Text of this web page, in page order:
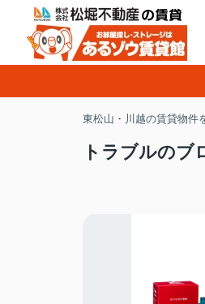
東松山・川越の賃貸物件
トラブルのブ